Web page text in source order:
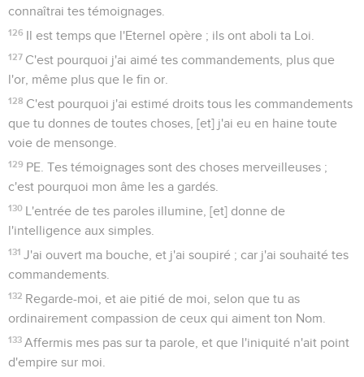
connaîtrai tes témoignages.
126 Il est temps que l'Eternel opère ; ils ont aboli ta Loi.
127 C'est pourquoi j'ai aimé tes commandements, plus que
l'or, même plus que le fin or.
128 C'est pourquoi j'ai estimé droits tous les commandements
que tu donnes de toutes choses, [et] j'ai eu en haine toute
voie de mensonge.
129 PE. Tes témoignages sont des choses merveilleuses ;
c'est pourquoi mon âme les a gardés.
130 L'entrée de tes paroles illumine, [et] donne de
l'intelligence aux simples.
131 J'ai ouvert ma bouche, et j'ai soupiré ; car j'ai souhaité tes
commandements.
132 Regarde-moi, et aie pitié de moi, selon que tu as
ordinairement compassion de ceux qui aiment ton Nom.
133 Affermis mes pas sur ta parole, et que l'iniquité n'ait point
d'empire sur moi.